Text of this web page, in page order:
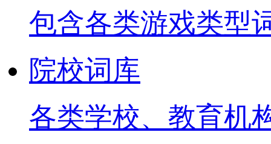
包含各类游戏类型
院校词库
各类学校、教育机